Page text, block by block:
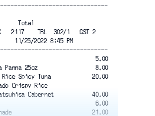
Total
2117    TBL  302/1   GST 2
11/25/2022 8:45 PM
5.00
Panna 25oz
8.00
Spicy Tuna
20.00
Crispy Rice
Cabernet
40.00
6.00
21.00